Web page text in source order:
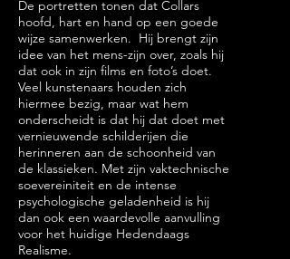
De portretten tonen dat Collars
hoofd, hart en hand op een goede
wijze samenwerken. Hij brengt zijn
idee van het mens-zijn over, zoals hij
dat ook in zijn films en foto’s doet.
Veel kunstenaars houden zich
hiermee bezig, maar wat hem
onderscheidt is dat hij dat doet met
vernieuwende schilderijen die
herinneren aan de schoonheid van
de klassieken. Met zijn vaktechnische
soevereiniteit en de intense
psychologische geladenheid is hij
dan ook een waardevolle aanvulling
voor het huidige Hedendaags
Realisme.